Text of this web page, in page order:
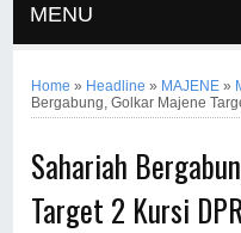
MENU
Home » Headline » MAJENE »
Bergabung, Golkar Majene
Sahariah
Target 2 Kursi